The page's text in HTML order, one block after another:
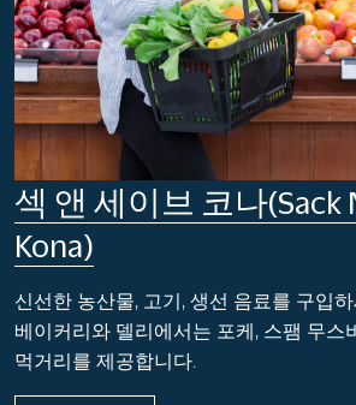
섹 앤 세이브 코나(Sack
Kona)
신선한 농산물, 고기, 생선 음료를 구입
베이커리와 델리에서는 포케, 스팸 무스
먹거리를 제공합니다.